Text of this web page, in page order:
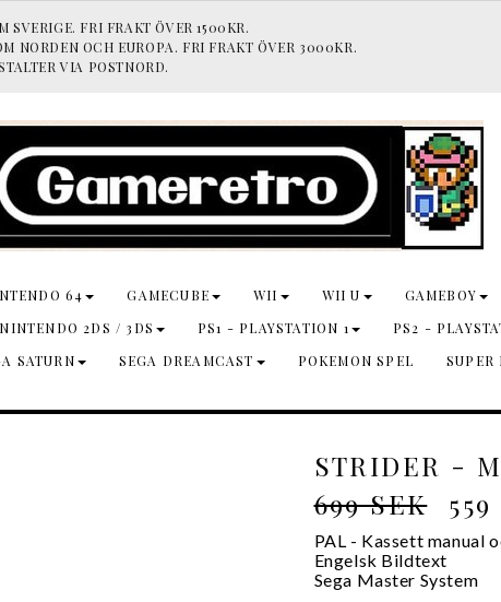
SVERIGE. FRI FRAKT ÖVER 1500KR.
NORDEN OCH EUROPA. FRI FRAKT ÖVER 3000KR.
VIA POSTNORD.
64 GAMECUBE WII WII U GAMEBOY
NINTENDO 2DS / 3DS PS1 - PLAYSTATION 1 PS2 -
SATURN SEGA DREAMCAST POKEMON SPEL
SUPER
STRIDER -
699 SEK
PAL - Kassett manual
Engelsk Bildtext
Sega Master System